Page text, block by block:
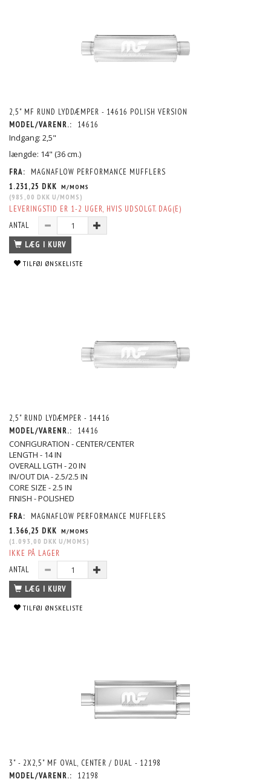
2,5" MF RUND LYDDÆMPER - 14616 POLISH VERSION
MODEL/VARENR.:
14616
Indgang: 2,5"
længde: 14" (36 cm.)
FRA:
MAGNAFLOW PERFORMANCE MUFFLERS
1.231,25 DKK M/MOMS
(985,00 DKK U/MOMS )
LEVERINGSTID ER 1-2 UGER, HVIS UDSOLGT. DAG(E)
ANTAL
LÆG I KURV
TILFØJ ØNSKELISTE
2,5" RUND LYDÆMPER - 14416
MODEL/VARENR.:
14416
CONFIGURATION - CENTER/CENTER
LENGTH - 14 IN
OVERALL LGTH - 20 IN
IN/OUT DIA - 2.5/2.5 IN
CORE SIZE - 2.5 IN
FINISH - POLISHED
FRA:
MAGNAFLOW PERFORMANCE MUFFLERS
1.366,25 DKK M/MOMS
(1.093,00 DKK U/MOMS )
IKKE PÅ LAGER
ANTAL
LÆG I KURV
TILFØJ ØNSKELISTE
3" - 2X2,5" MF OVAL, CENTER / DUAL - 12198
MODEL/VARENR.:
12198